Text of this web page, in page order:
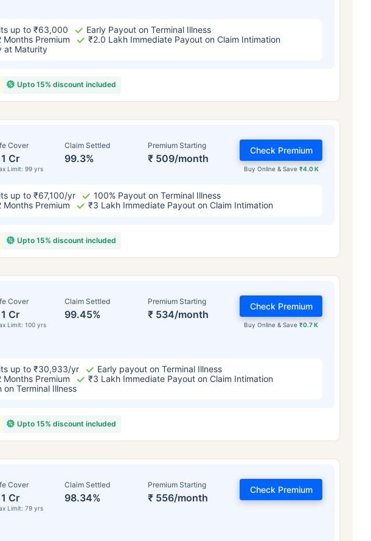
up to ₹63,000
Early Payout on Terminal Illness
Months Premium
₹2.0 Lakh Immediate Payout on Claim Intimation
at Maturity
Upto 15% discount included
Cover
Cr
Limit: 99 yrs
Claim Settled
99.3%
Premium Starting
₹ 509/month
Buy Online & Save ₹4.0 K
Check Premium
up to ₹67,100/yr
100% Payout on Terminal Illness
Months Premium
₹3 Lakh Immediate Payout on Claim Intimation
Upto 15% discount included
Cover
Cr
Limit: 100 yrs
Claim Settled
99.45%
Premium Starting
₹ 534/month
Buy Online & Save₹0.7 K
Check Premium
up to ₹30,933/yr
Early payout on Terminal Illness
Months Premium
₹3 Lakh Immediate Payout on Claim Intimation
on Terminal Illness
Upto 15% discount included
Cover
Cr
Limit: 79 yrs
Claim Settled
98.34%
Premium Starting
₹ 556/month
Check Premium
వయసు టర్మ్ ఇన్సూరెన్స్
ప్రభావితం చేస్తుంది
సంవత్సరాలు 34 సంవత్సరాలు